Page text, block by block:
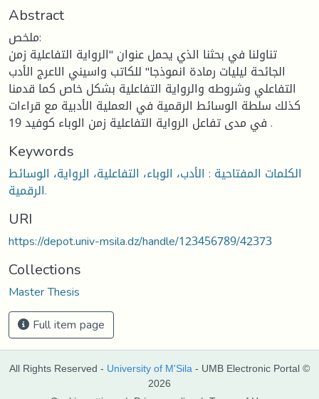
Abstract
ملخص:
تناولنا في بحثنا الذي يحمل عنوان "الرواية التفاعلية زمن
الجائحة ليليات رمادة انموذجا" للكاتب واسيني الاعرج الأدب
التفاعلي وشروطه والرواية التفاعلية بشكل خاص كما قدمنا
كذلك سلطة الوسائط الرقمية في العملية الأدبية مع قراءات
في مدى تفاعل الرواية التفاعلية زمن الوباء كوفيد 19 .
Keywords
الكلمات المفتاحية : الأدب، الوباء، التفاعلية، الرواية، الوسائط
الرقمية.
URI
https://depot.univ-msila.dz/handle/123456789/42373
Collections
Master Thesis
Full item page
All Rights Reserved - University of M'Sila - UMB Electronic Portal ©
2026